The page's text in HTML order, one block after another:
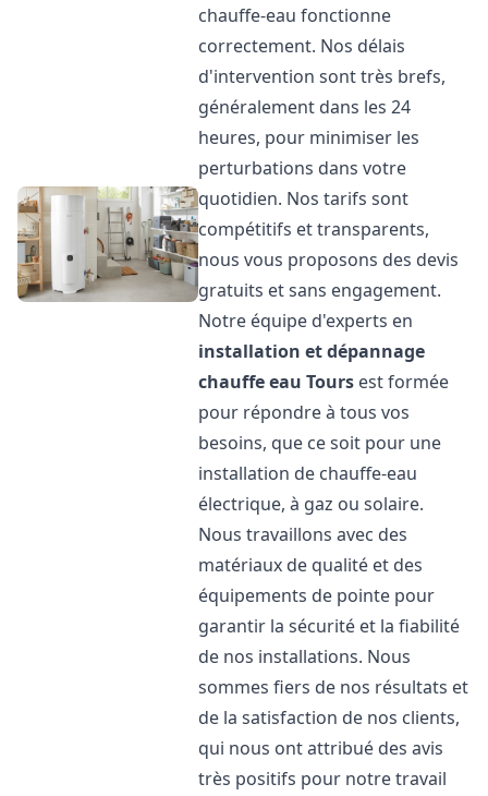
chauffe-eau fonctionne
correctement. Nos délais
d'intervention sont très brefs,
généralement dans les 24
heures, pour minimiser les
perturbations dans votre
quotidien. Nos tarifs sont
compétitifs et transparents,
nous vous proposons des devis
gratuits et sans engagement.
Notre équipe d'experts en
installation et dépannage
chauffe eau Tours est formée
pour répondre à tous vos
besoins, que ce soit pour une
installation de chauffe-eau
électrique, à gaz ou solaire.
Nous travaillons avec des
matériaux de qualité et des
équipements de pointe pour
garantir la sécurité et la fiabilité
de nos installations. Nous
sommes fiers de nos résultats et
de la satisfaction de nos clients,
qui nous ont attribué des avis
très positifs pour notre travail